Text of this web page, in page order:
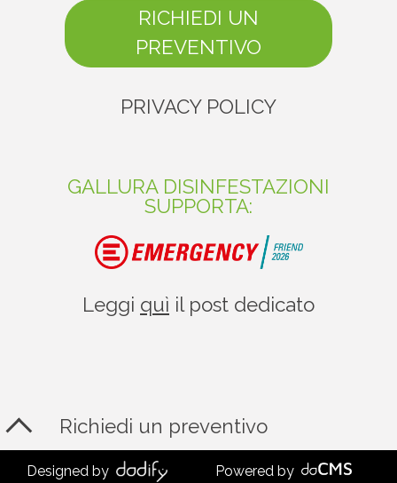
RICHIEDI UN
PREVENTIVO
PRIVACY POLICY
GALLURA DISINFESTAZIONI
SUPPORTA:
Leggi quì il post dedicato
Richiedi un preventivo
Designed by Powered by